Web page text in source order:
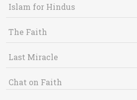
Islam for Hindus
The Faith
Last Miracle
Chat on Faith